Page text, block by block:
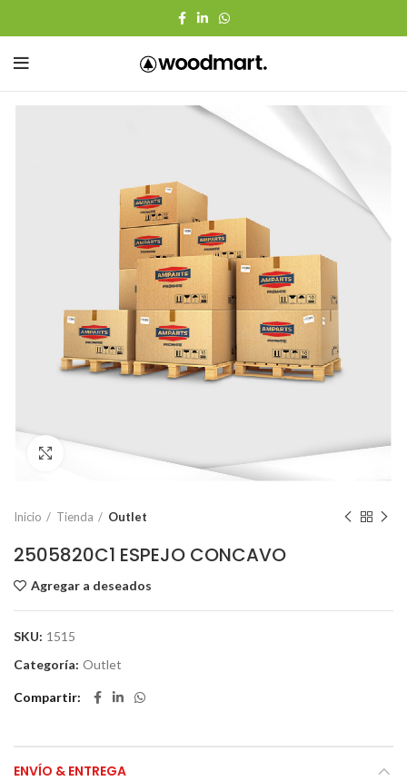
Click to enlarge
Inicio Tienda Outlet
2505820C1 ESPEJO CONCAVO
Agregar a deseados
SKU: 1515
Categoría: Outlet
Compartir
ENVÍO & ENTREGA